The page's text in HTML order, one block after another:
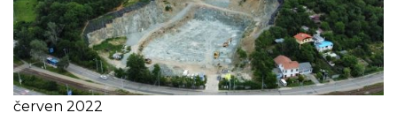
červen 2022